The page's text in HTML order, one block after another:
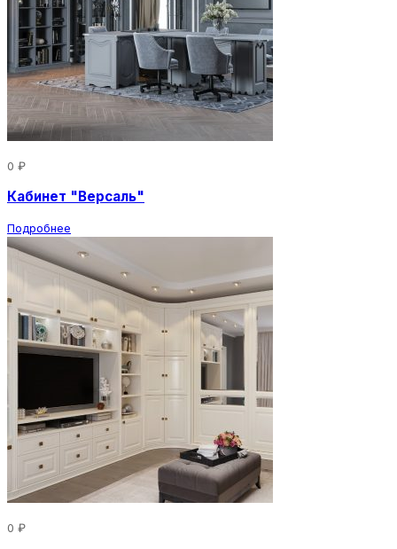
0 ₽
Кабинет "Версаль"
Подробнее
0 ₽